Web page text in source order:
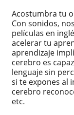
Acostumbra tu
Con sonidos,
películas en
acelerar tu
aprendizaje
cerebro es
lenguaje sin
si te expones al
cerebro
etc.